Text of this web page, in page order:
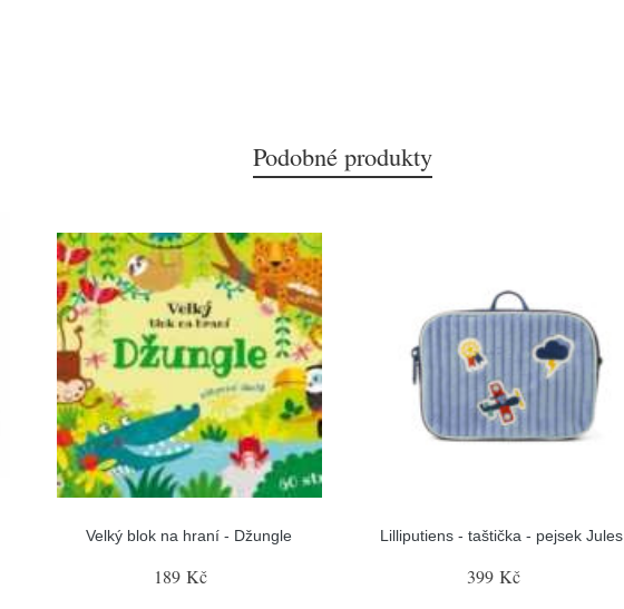
Podobné produkty
Velký blok na hraní - Džungle
189 Kč
Lilliputiens - taštička - pejsek Jules
399 Kč